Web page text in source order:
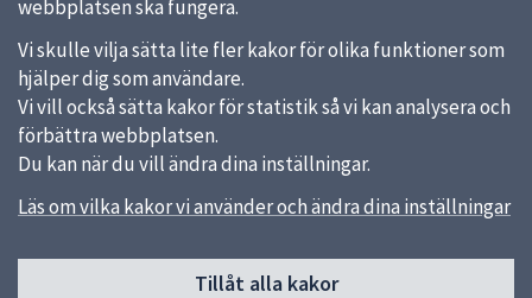
webbplatsen ska fungera.
Vi skulle vilja sätta lite fler kakor för olika funktioner som
hjälper dig som användare.
Vi vill också sätta kakor för statistik så vi kan analysera och
förbättra webbplatsen.
Du kan när du vill ändra dina inställningar.
Läs om vilka kakor vi använder och ändra dina inställningar
Tillåt alla kakor